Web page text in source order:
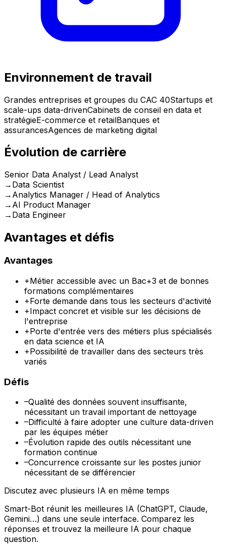
Environnement de travail
Grandes entreprises et groupes du CAC 40Startups et
scale-ups data-drivenCabinets de conseil en data et
stratégieE-commerce et retailBanques et
assurancesAgences de marketing digital
Évolution de carrière
Senior Data Analyst / Lead Analyst
→ Data Scientist
→ Analytics Manager / Head of Analytics
→ AI Product Manager
→ Data Engineer
Avantages et défis
Avantages
+Métier accessible avec un Bac+3 et de bonnes
formations complémentaires
+Forte demande dans tous les secteurs d'activité
+Impact concret et visible sur les décisions de
l'entreprise
+Porte d'entrée vers des métiers plus spécialisés
en data science et IA
+Possibilité de travailler dans des secteurs très
variés
Défis
–Qualité des données souvent insuffisante,
nécessitant un travail important de nettoyage
–Difficulté à faire adopter une culture data-driven
par les équipes métier
–Évolution rapide des outils nécessitant une
formation continue
–Concurrence croissante sur les postes junior
nécessitant de se différencier
Discutez avec plusieurs IA en même temps
Smart-Bot réunit les meilleures IA (ChatGPT, Claude,
Gemini…) dans une seule interface. Comparez les
réponses et trouvez la meilleure IA pour chaque
question.